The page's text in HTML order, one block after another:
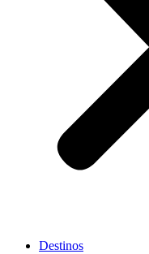
Destinos